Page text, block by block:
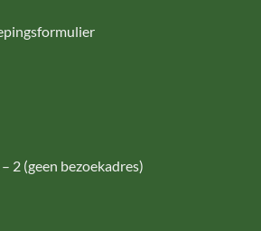
2 (geen bezoekadres)